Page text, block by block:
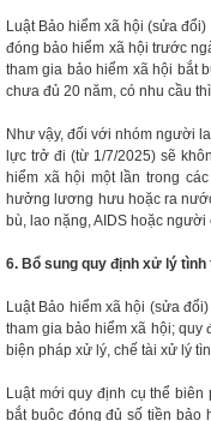
Luật Bảo hiểm xã hội (sửa
đóng bảo hiểm xã hội trước
tham gia bảo hiểm xã hội bắt
chưa đủ 20 năm, có nhu cầu
Như vậy, đối với nhóm người
lực trở đi (từ 1/7/2025) sẽ
hiểm xã hội một lần trong
hưởng lương hưu hoặc ra
bù, lao nặng, AIDS hoặc
6. Bổ sung quy định xử lý
Luật Bảo hiểm xã hội (sửa
tham gia bảo hiểm xã hội; quy
biện pháp xử lý, chế tài xử lý
Luật mới quy định cụ thể
bắt buộc đóng đủ số tiền bảo